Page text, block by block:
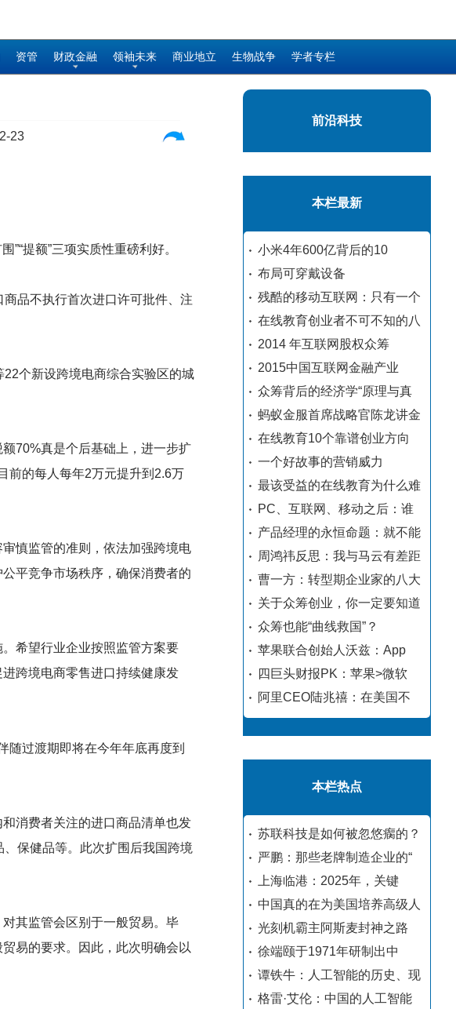
资管 财政金融 领袖未来 商业地立 生物战争 学者专栏
23
提额”三项实质性重磅利好。
品不执行首次进口许可批件、注
个新设跨境电商综合实验区的城
70%真是个后基础上，进一步扩
前的每人每年2万元提升到2.6万
慎监管的准则，依法加强跨境电
平竞争市场秩序，确保消费者的
希望行业企业按照监管方案要
跨境电商零售进口持续健康发
随过渡期即将在今年年底再度到
消费者关注的进口商品清单也发
保健品等。此次扩围后我国跨境
其监管会区别于一般贸易。毕
易的要求。因此，此次明确会以
前沿科技
本栏最新
小米4年600亿背后的10
布局可穿戴设备
残酷的移动互联网：只有一个
在线教育创业者不可不知的八
2014 年互联网股权众筹
2015中国互联网金融产业
众筹背后的经济学“原理与真
蚂蚁金服首席战略官陈龙讲金
在线教育10个靠谱创业方向
一个好故事的营销威力
最该受益的在线教育为什么难
PC、互联网、移动之后：谁
产品经理的永恒命题：就不能
周鸿祎反思：我与马云有差距
曹一方：转型期企业家的八大
关于众筹创业，你一定要知道
众筹也能“曲线救国”？
苹果联合创始人沃兹：App
四巨头财报PK：苹果>微软
阿里CEO陆兆禧：在美国不
本栏热点
苏联科技是如何被忽悠瘸的？
严鹏：那些老牌制造企业的“
上海临港：2025年，关键
中国真的在为美国培养高级人
光刻机霸主阿斯麦封神之路
徐端颐于1971年研制出中
谭铁牛：人工智能的历史、现
格雷·艾伦：中国的人工智能